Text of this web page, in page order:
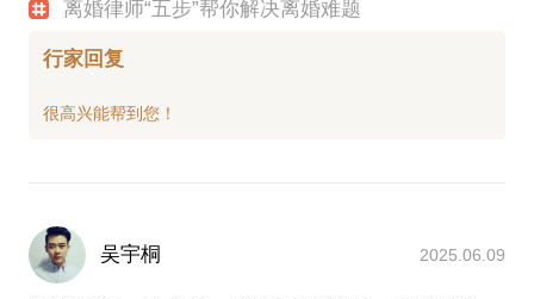
离婚律师“五步”帮你解决离婚难题
行家回复
吴宇桐 2025.06.09